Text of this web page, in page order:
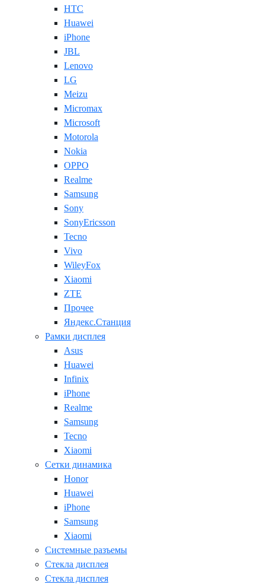
HTC
Huawei
iPhone
JBL
Lenovo
LG
Meizu
Micromax
Microsoft
Motorola
Nokia
OPPO
Realme
Samsung
Sony
SonyEricsson
Tecno
Vivo
WileyFox
Xiaomi
ZTE
Прочее
Яндекс.Станция
Рамки дисплея
Asus
Huawei
Infinix
iPhone
Realme
Samsung
Tecno
Xiaomi
Сетки динамика
Honor
Huawei
iPhone
Samsung
Xiaomi
Системные разъемы
Стекла дисплея
Стекла дисплея